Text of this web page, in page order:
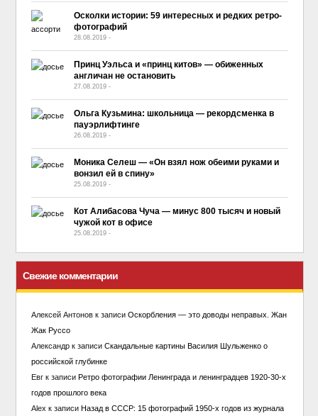
Осколки истории: 59 интересных и редких ретро-
фотографий
28.08.2019 -
Принц Уэльса и «принц китов» — обиженных
англичан не остановить
27.08.2019 -
Ольга Кузьмина: школьница — рекордсменка в
пауэрлифтинге
26.08.2019 -
Моника Селеш — «Он взял нож обеими руками и
вонзил ей в спину»
25.08.2019 -
Кот Алибасова Чуча — минус 800 тысяч и новый
чужой кот в офисе
25.08.2019 -
Свежие комментарии
Алексей Антоновк записи Оскорбления — это доводы неправых. Жан
Жак Руссо
Александрк записи Скандальные картины Василия Шульженко о
российской глубинке
Евгк записи Ретро фотографии Ленинграда и ленинградцев 1920-30-х
годов прошлого века
Alex к записи Назад в СССР: 15 фотографий 1950-х годов из журнала